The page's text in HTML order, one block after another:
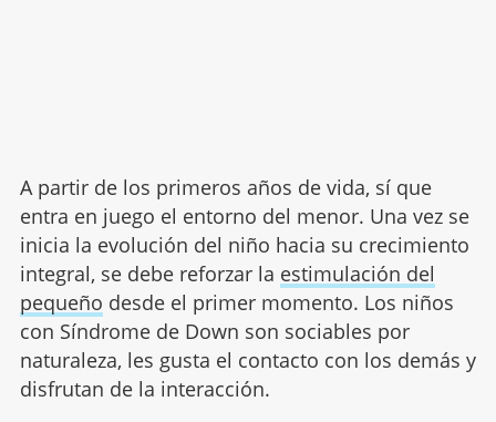
A partir de los primeros años de vida, sí que
entra en juego el entorno del menor. Una vez se
inicia la evolución del niño hacia su crecimiento
integral, se debe reforzar la estimulación del
pequeño desde el primer momento. Los niños
con Síndrome de Down son sociables por
naturaleza, les gusta el contacto con los demás y
disfrutan de la interacción.